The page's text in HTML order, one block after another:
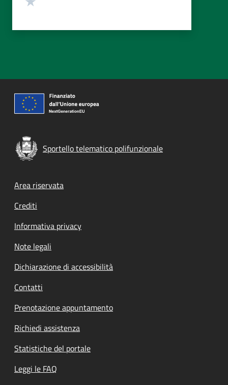
Sportello telematico polifunzionale
Footer menu
Area riservata
Crediti
Informativa privacy
Note legali
Dichiarazione di accessibilità
Contatti
Prenotazione appuntamento
Richiedi assistenza
Statistiche del portale
Leggi le FAQ